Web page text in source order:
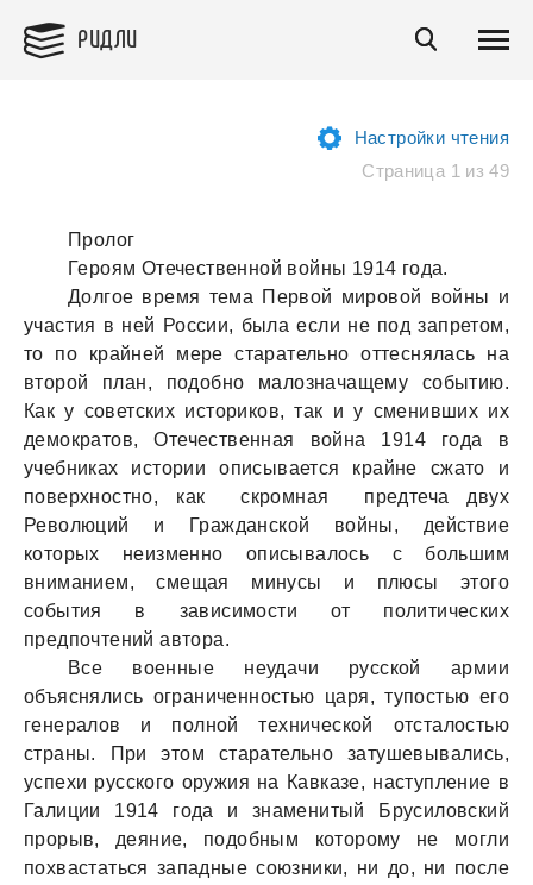
РИДЛИ
Настройки чтения
Страница 1 из 49
Пролог
Героям Отечественной войны 1914 года.
Долгое время тема Первой мировой войны и
участия в ней России, была если не под запретом,
то по крайней мере старательно оттеснялась на
второй план, подобно малозначащему событию.
Как у советских историков, так и у сменивших их
демократов, Отечественная война 1914 года в
учебниках истории описывается крайне сжато и
поверхностно, как скромная предтеча двух
Революций и Гражданской войны, действие
которых неизменно описывалось с большим
вниманием, смещая минусы и плюсы этого
события в зависимости от политических
предпочтений автора.
Все военные неудачи русской армии
объяснялись ограниченностью царя, тупостью его
генералов и полной технической отсталостью
страны. При этом старательно затушевывались,
успехи русского оружия на Кавказе, наступление в
Галиции 1914 года и знаменитый Брусиловский
прорыв, деяние, подобным которому не могли
похвастаться западные союзники, ни до, ни после